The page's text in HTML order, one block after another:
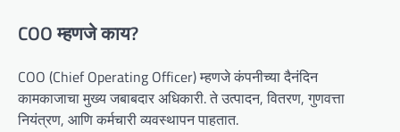
COO म्हणजे काय?
COO (Chief Operating Officer) म्हणजे कंपनीच्या दैनंदिन
कामकाजाचा मुख्य जबाबदार अधिकारी. ते उत्पादन, वितरण, गुणवत्ता
नियंत्रण, आणि कर्मचारी व्यवस्थापन पाहतात.